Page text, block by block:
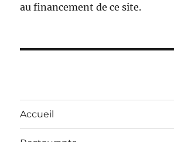
au financement de ce site.
Accueil